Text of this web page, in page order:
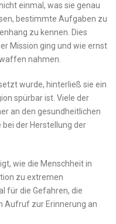
einmal, was sie genau
bestimmte Aufgaben zu
zu kennen. Dies⁣
Mission ging und wie‌ ernst
nahmen.
wurde, hinterließ sie ein
spürbar ist. Viele der
‌an den gesundheitlichen
bei der ‍Herstellung der
wie die Menschheit ‌in
zu extremen
für ‍die Gefahren, die
Aufruf zur Erinnerung an